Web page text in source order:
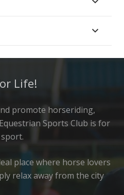
Life!
promote horseriding,
Sports Club is for
place where horse lovers
relax away from the city